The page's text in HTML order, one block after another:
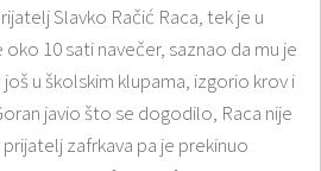
Slavko Račić Raca, tek je u
10 sati navečer, saznao da mu je
u školskim klupama, izgorio krov i
javio što se dogodilo, Raca nije
zafrkava pa je prekinuo